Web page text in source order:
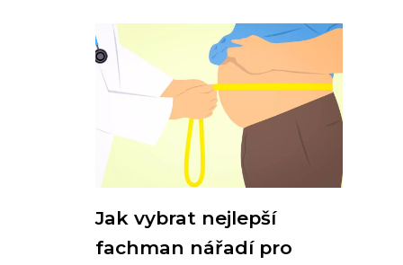
Jak vybrat nejlepší
fachman nářadí pro